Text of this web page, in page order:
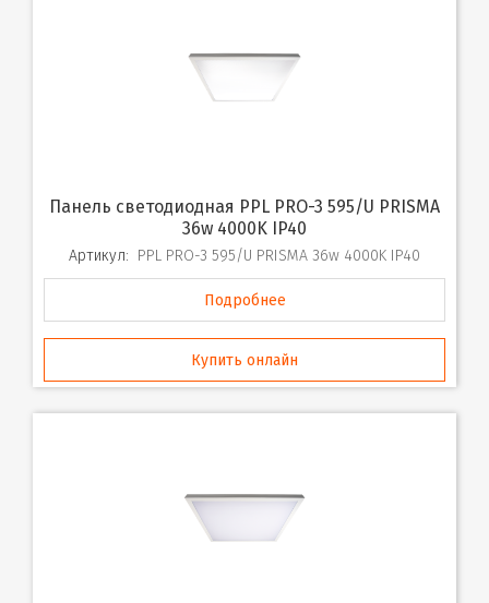
Панель светодиодная PPL PRO-3 595/U PRISMA
36w 4000K IP40
Артикул: PPL PRO-3 595/U PRISMA 36w 4000K IP40
Подробнее
Купить онлайн